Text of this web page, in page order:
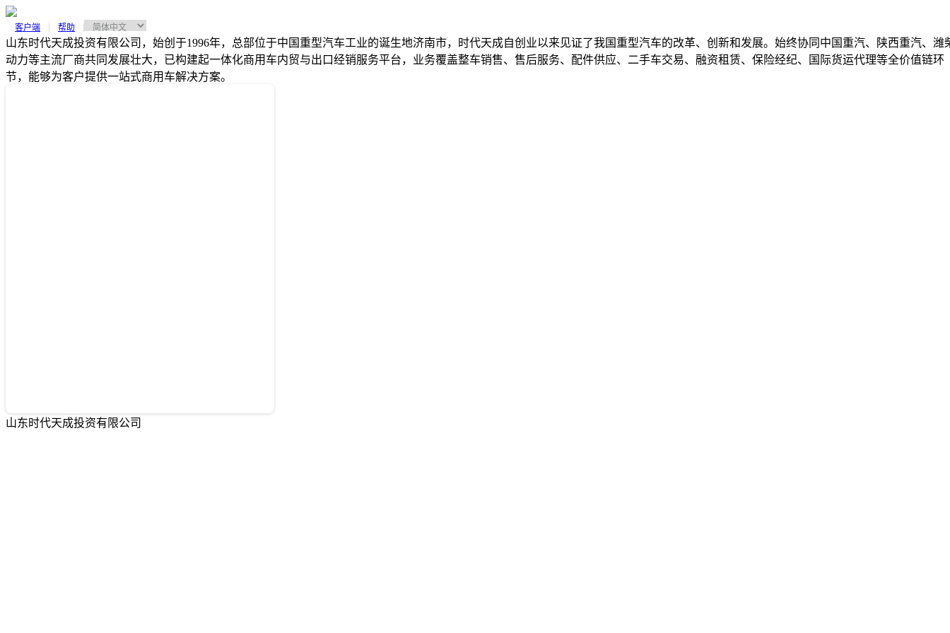
客户端 帮助
山东时代天成投资有限公司，始创于1996年，总部位于中国重型汽车工业的诞生地济南市，时代天成自创业以来见证了我国重型汽车的改革、创新和发展。始终协同中国重汽、陕西重汽、潍
动力等主流厂商共同发展壮大，已构建起一体化商用车内贸与出口经销服务平台，业务覆盖整车销售、售后服务、配件供应、二手车交易、融资租赁、保险经纪、国际货运代理等全价值链环
节，能够为客户提供一站式商用车解决方案。
山东时代天成投资有限公司